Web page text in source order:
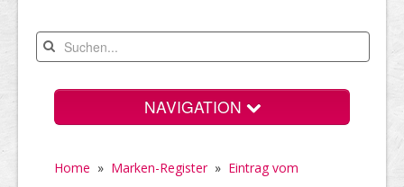
NAVIGATION
Home » Marken-Register» Eintrag vom